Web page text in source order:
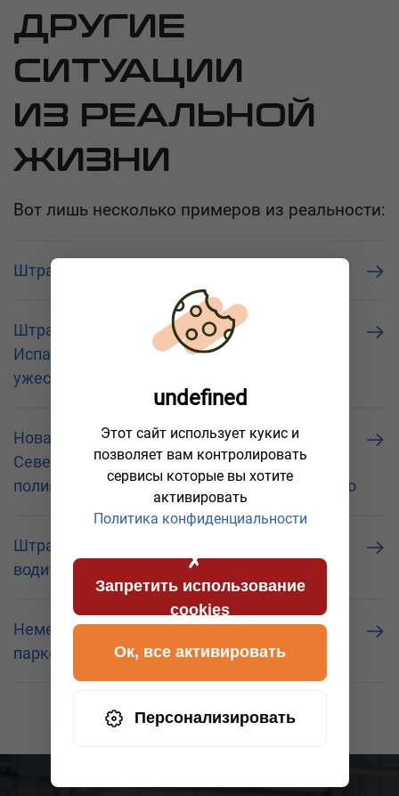
ДРУГИЕ
СИТУАЦИИ
ИЗ РЕАЛЬНОЙ
ЖИЗНИ
Вот лишь несколько примеров из реальности:
Штраф за обгон в зоне запрета
Штрафы для грузовиков во Франции и
Испании (2026): автоматизация и
ужесточение лимитов
Новая система контроля грузовиков в
Северном Рейне-Вестфалии, Германия:
полиция проверяет тахографы дистанционно
Штрафы, о которых не знают многие
водители.
Немецкие автобаны: грузовикам негде
парковаться
undefined
Этот сайт использует кукис и
позволяет вам контролировать
сервисы которые вы хотите
активировать
Политика конфиденциальности
Запретить использование
cookies
Персонализировать
Ок, все активировать